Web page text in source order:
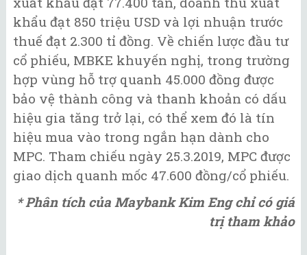
khẩu đạt 850 triệu USD và lợi nhuận trước
thuế đạt 2.300 tỉ đồng. Về chiến lược đầu tư
cổ phiếu, MBKE khuyến nghị, trong trường
hợp vùng hỗ trợ quanh 45.000 đồng được
bảo vệ thành công và thanh khoản có dấu
hiệu gia tăng trở lại, có thể xem đó là tín
hiệu mua vào trong ngắn hạn dành cho
MPC. Tham chiếu ngày 25.3.2019, MPC được
giao dịch quanh mốc 47.600 đồng/cổ phiếu.
* Phân tích của Maybank Kim Eng chỉ có giá
trị tham khảo